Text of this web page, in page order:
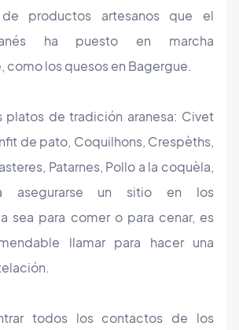
de productos artesanos que el
ha puesto en marcha
como los quesos en Bagergue.
platos de tradición aranesa: Civet
de pato, Coquilhons, Crespèths,
Patarnes, Pollo a la coquèla,
asegurarse un sitio en los
sea para comer o para cenar, es
llamar para hacer una
todos los contactos de los